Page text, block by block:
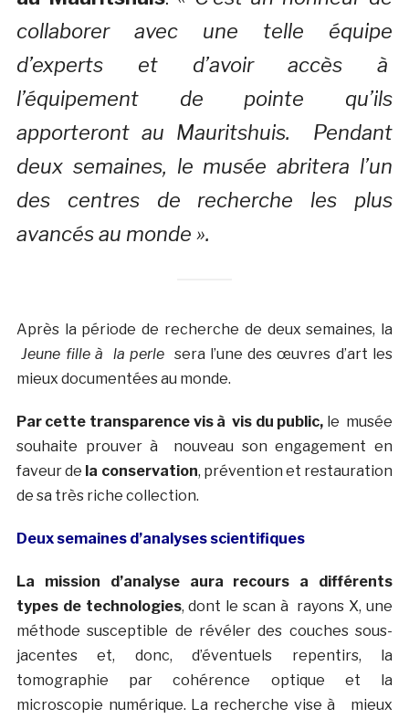
collaborer avec une telle équipe
d’experts et d’avoir accès à
l’équipement de pointe qu’ils
apporteront au Mauritshuis. Pendant
deux semaines, le musée abritera l’un
des centres de recherche les plus
avancés au monde ».
Après la période de recherche de deux semaines, la
Jeune fille à la perlesera l’une des œuvres d’art les
mieux documentées au monde.
Par cette transparence vis à vis du public, le musée
souhaite prouver à nouveau son engagement en
faveur de la conservation, prévention et restauration
de sa très riche collection.
Deux semaines d’analyses scientifiques
La mission d’analyse aura recours a différents
types de technologies, dont le scan à rayons X, une
méthode susceptible de révéler des couches sous-
jacentes et, donc, d’éventuels repentirs, la
tomographie par cohérence optique et la
microscopie numérique. La recherche vise à mieux